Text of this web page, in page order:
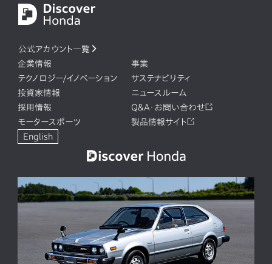
公式アカウント一覧
企業情報
事業
テクノロジー/イノベーション
サステナビリティ
投資家情報
ニュースルーム
採用情報
Q&A・お問い合わせ
モータースポーツ
製品情報サイト
English